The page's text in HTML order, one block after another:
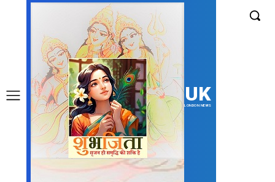
UK
LONDON NEWS